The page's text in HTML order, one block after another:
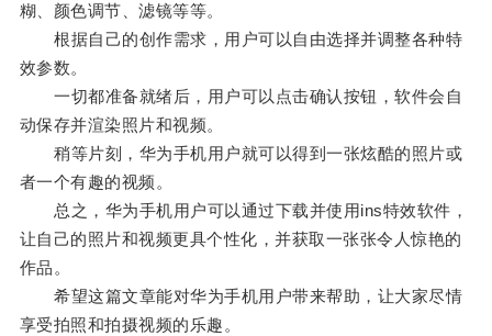
糊、颜色调节、滤镜等等。
根据自己的创作需求，用户可以自由选择并调整各种特
效参数。
一切都准备就绪后，用户可以点击确认按钮，软件会自
动保存并渲染照片和视频。
稍等片刻，华为手机用户就可以得到一张炫酷的照片或
者一个有趣的视频。
总之，华为手机用户可以通过下载并使用ins特效软件，
让自己的照片和视频更具个性化，并获取一张张令人惊艳的
作品。
希望这篇文章能对华为手机用户带来帮助，让大家尽情
享受拍照和拍摄视频的乐趣。